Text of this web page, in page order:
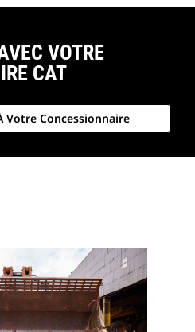
VOTRE
CAT
Votre Concessionnaire